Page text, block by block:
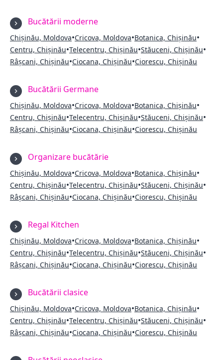
Bucătării moderne
Chișinău, Moldova•Cricova, Moldova•Botanica, Chișinău•
Centru, Chișinău•Telecentru, Chișinău•Stăuceni, Chișinău•
Râșcani, Chișinău•Ciocana, Chișinău•Ciorescu, Chișinău
Bucătării Germane
Chișinău, Moldova•Cricova, Moldova•Botanica, Chișinău•
Centru, Chișinău•Telecentru, Chișinău•Stăuceni, Chișinău•
Râșcani, Chișinău•Ciocana, Chișinău•Ciorescu, Chișinău
Organizare bucătărie
Chișinău, Moldova•Cricova, Moldova•Botanica, Chișinău•
Centru, Chișinău•Telecentru, Chișinău•Stăuceni, Chișinău•
Râșcani, Chișinău•Ciocana, Chișinău•Ciorescu, Chișinău
Regal Kitchen
Chișinău, Moldova•Cricova, Moldova•Botanica, Chișinău•
Centru, Chișinău•Telecentru, Chișinău•Stăuceni, Chișinău•
Râșcani, Chișinău•Ciocana, Chișinău•Ciorescu, Chișinău
Bucătării clasice
Chișinău, Moldova•Cricova, Moldova•Botanica, Chișinău•
Centru, Chișinău•Telecentru, Chișinău•Stăuceni, Chișinău•
Râșcani, Chișinău•Ciocana, Chișinău•Ciorescu, Chișinău